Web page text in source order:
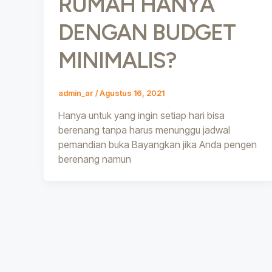
DENGAN BUDGET
MINIMALIS?
admin_ar /Agustus 16, 2021
Hanya untuk yang ingin setiap hari bisa
berenang tanpa harus menunggu jadwal
pemandian buka Bayangkan jika Anda pengen
berenang namun